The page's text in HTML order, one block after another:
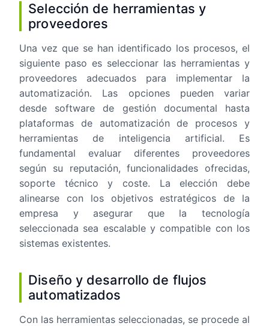
Selección de herramientas y
proveedores
Una vez que se han identificado los procesos, el
siguiente paso es seleccionar las herramientas y
proveedores adecuados para implementar la
automatización. Las opciones pueden variar
desde software de gestión documental hasta
plataformas de automatización de procesos y
herramientas de inteligencia artificial. Es
fundamental evaluar diferentes proveedores
según su reputación, funcionalidades ofrecidas,
soporte técnico y coste. La elección debe
alinearse con los objetivos estratégicos de la
empresa y asegurar que la tecnología
seleccionada sea escalable y compatible con los
sistemas existentes.
Diseño y desarrollo de flujos
automatizados
Con las herramientas seleccionadas, se procede al